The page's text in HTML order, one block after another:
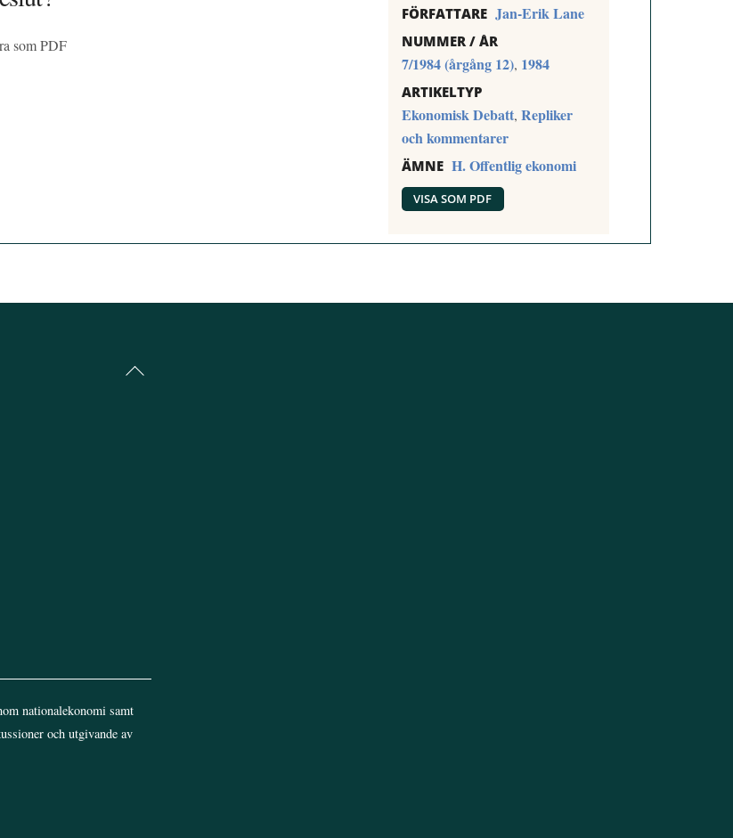
som PDF
FÖRFATTARE Jan-Erik Lane
NUMMER / ÅR
7/1984 (årgång 12), 1984
ARTIKELTYP
Ekonomisk Debatt, Repliker
och kommentarer
ÄMNE H. Offentlig ekonomi
VISA SOM PDF
Back
nationalekonomi samt
och utgivande av